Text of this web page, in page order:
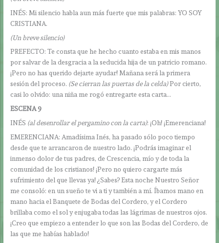
INÉS: Mi silencio habla aun más fuerte que mis palabras: YO SOY
CRISTIANA.
(Un breve silencio)
PREFECTO: Te consta que he hecho cuanto estaba en mis manos
por salvar de la desgracia a la seducida hija de un patricio romano.
¡Pero no has querido dejarte ayudar! Mañana será la primera
sesión del proceso. (Se cierran las puertas de la celda)Por cierto,
casi lo olvido: una niña me rogó entregarte esta carta…
ESCENA 9
INÉS (al desenrollar el pergamino con la carta): ¡Oh! ¡Emerenciana!
EMERENCIANA: Amadísima Inés, ha pasado sólo poco tiempo
desde que te arrancaron de nuestro lado. ¡Podrás imaginar el
inmenso dolor de tus padres, de Crescencia, mío y de toda la
comunidad de los cristianos! ¡Pero no quiero cargarte más
sufrimiento del que llevas ya! ¿Sabes? Esta noche Nuestro Señor
me consoló: en un sueño te vi a ti y también a mí. Íbamos mano en
mano hacia el Banquete de Bodas del Cordero, y el Cordero
brillaba como el sol y enjugaba todas las lágrimas de nuestros ojos.
¡Creo que empiezo a entender lo que son las Bodas del Cordero, de
las que me habías hablado!